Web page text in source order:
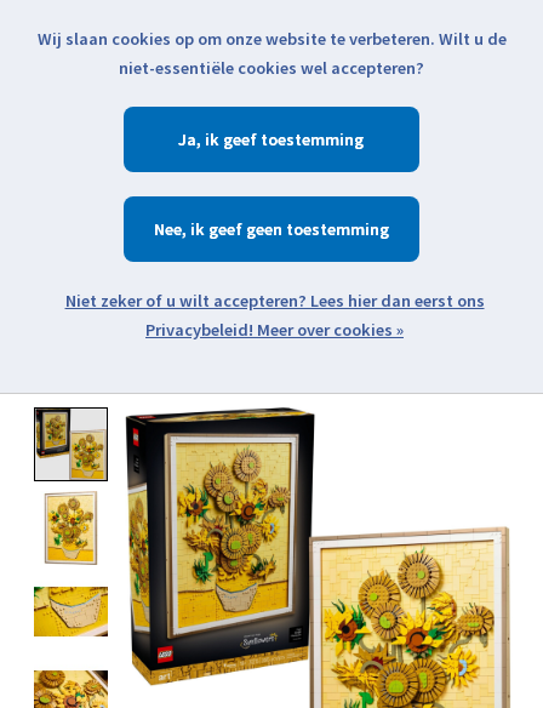
Klik voor actuele verzendinformatie...
Verlanglijst
Zoeken
Open webshop menu
Product image slideshow Items
Wij slaan cookies op om onze website te verbeteren. Wilt u de
niet-essentiële cookies wel accepteren?
Ja
Nee
Meer over cookies »